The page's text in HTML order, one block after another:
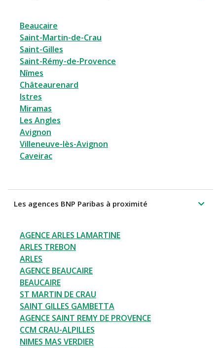
Beaucaire
Saint-Martin-de-Crau
Saint-Gilles
Saint-Rémy-de-Provence
Nîmes
Châteaurenard
Istres
Miramas
Les Angles
Avignon
Villeneuve-lès-Avignon
Caveirac
Les agences BNP Paribas à proximité
AGENCE ARLES LAMARTINE
ARLES TREBON
ARLES
AGENCE BEAUCAIRE
BEAUCAIRE
ST MARTIN DE CRAU
SAINT GILLES GAMBETTA
AGENCE SAINT REMY DE PROVENCE
CCM CRAU-ALPILLES
NIMES MAS VERDIER